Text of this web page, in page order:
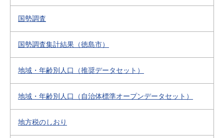
国勢調査
国勢調査集計結果（徳島市）
地域・年齢別人口（推奨データセット）
地域・年齢別人口（自治体標準オープンデータセット）
地方税のしおり